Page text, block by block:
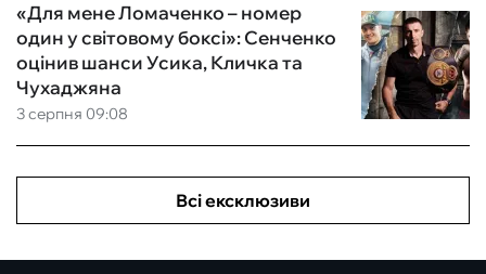
3 серпня 09:08
«Для мене Ломаченко – номер
один у світовому боксі»: Сенченко
оцінив шанси Усика, Кличка та
Чухаджяна
Всі ексклюзиви